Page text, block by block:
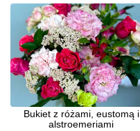
Bukiet z różami, eustomą i
alstroemeriami